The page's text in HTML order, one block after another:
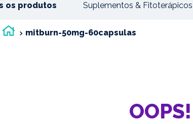
os produtos Suplementos & Fitoterápicos
mitburn-50mg-60capsulas
OOPS!